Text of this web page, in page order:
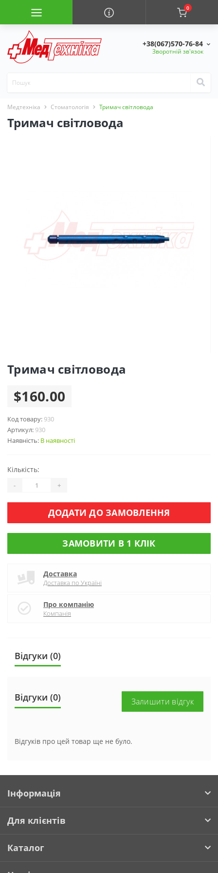
0
+38(067)570-76-84
Зворотній зв'язок
Медтехніка Стоматологія Тримач світловода
Тримач світловода
Тримач світловода
$160.00
Код товару: 930
Артикул: 930
Наявність: В наявності
Кількість:
- +
ДОДАТИ ДО ЗАМОВЛЕННЯ
ЗАМОВИТИ В 1 КЛІК
Доставка
Доставка по Україні
Про компанію
Компанія
Відгуки (0)
Відгуки (0) Залишити відгук
Відгуків про цей товар ще не було.
Інформація
Для клієнтів
Каталог